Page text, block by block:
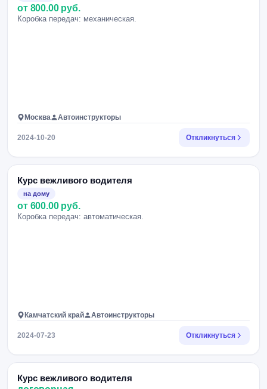
от 800.00 руб.
Коробка передач: механическая.
Москва Автоинструкторы
2024-10-20 Откликнуться
Курс вежливого водителя
на дому
от 600.00 руб.
Коробка передач: автоматическая.
Камчатский край Автоинструкторы
2024-07-23 Откликнуться
Курс вежливого водителя